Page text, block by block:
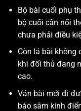
Bộ bài cuối phụ
bộ cuối cần nối
chưa phải điều
Còn lá bài không
khi đối thủ đang
cao.
Ván bài mới đi
báo sâm kinh